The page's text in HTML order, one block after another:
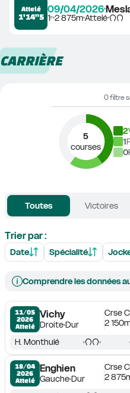
Attelé
1'14"5
09/04/2026
1ᵉ2 875mAttelé
CARRIÈRE
0 filtre
5
courses
2
1
0
Toutes Victoires
Trier par :
Date Spécialité
Comprendre les données
11/05
2026
Attelé
Vichy
DroiteDur
Crse C
2
H. Monthulé
18/04
2026
Attelé
Enghien
GaucheDur
Crse C
2